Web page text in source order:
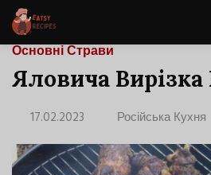
Основні Страви
Яловича Вирізка
17.02.2023 Російська Кухня